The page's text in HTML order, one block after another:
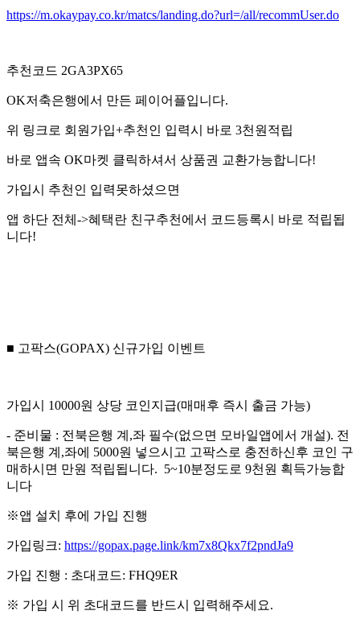
https://m.okaypay.co.kr/matcs/landing.do?url=/all/recommUser.do
추천코드 2GA3PX65
OK저축은행에서 만든 페이어플입니다.
위 링크로 회원가입+추천인 입력시 바로 3천원적립
바로 앱속 OK마켓 클릭하셔서 상품권 교환가능합니다!
가입시 추천인 입력못하셨으면
앱 하단 전체->혜택란 친구추천에서 코드등록시 바로 적립됩
니다!
■ 고팍스(GOPAX) 신규가입 이벤트
가입시 10000원 상당 코인지급(매매후 즉시 출금 가능)
- 준비물 : 전북은행 계,좌 필수(없으면 모바일앱에서 개설). 전
북은행 계,좌에 5000원 넣으시고 고팍스로 충전하신후 코인 구
매하시면 만원 적립됩니다. 5~10분정도로 9천원 획득가능합
니다
※앱 설치 후에 가입 진행
가입링크: https://gopax.page.link/km7x8Qkx7f2pndJa9
가입 진행 : 초대코드: FHQ9ER
※ 가입 시 위 초대코드를 반드시 입력해주세요.